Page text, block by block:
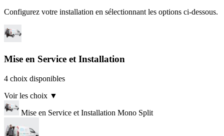
Configurez votre installation en sélectionnant les options ci-dessous.
Mise en Service et Installation
4 choix disponibles
Voir les choix ▼
Mise en Service et Installation Mono Split